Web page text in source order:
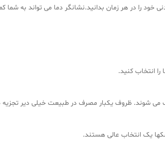
را در هر زمان بدانید.نشانگر دما می تواند به
انتخاب کنید.
شوند. ظروف یکبار مصرف در طبیعت خیلی دیر تجزیه
یک انتخاب عالی هستند.